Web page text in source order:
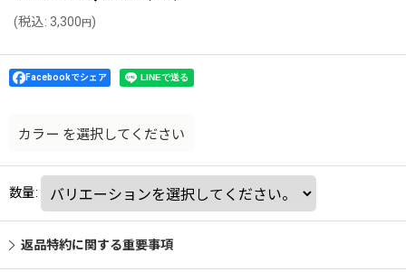
(税込: 3,300 円 )
Facebookでシェア
カラー を選択してください
数量:
返品特約に関する重要事項